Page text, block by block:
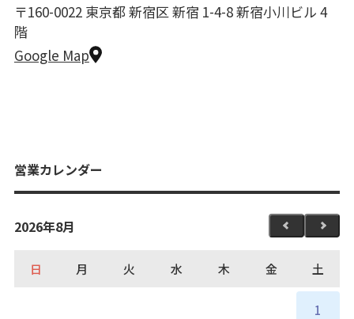
〒160-0022 東京都 新宿区 新宿 1-4-8 新宿小川ビル 4
階
Google Map
営業カレンダー
2026年8月
日 月 火 水 木 金 土
1